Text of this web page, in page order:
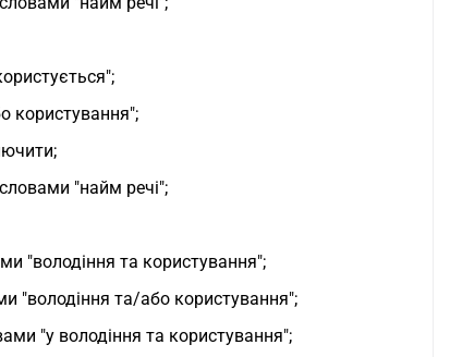
користування";
"найм речі";
"володіння та користування";
"володіння та/або користування";
"у володіння та користування";